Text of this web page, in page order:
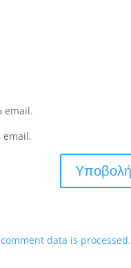
email.
email.
data is processed.